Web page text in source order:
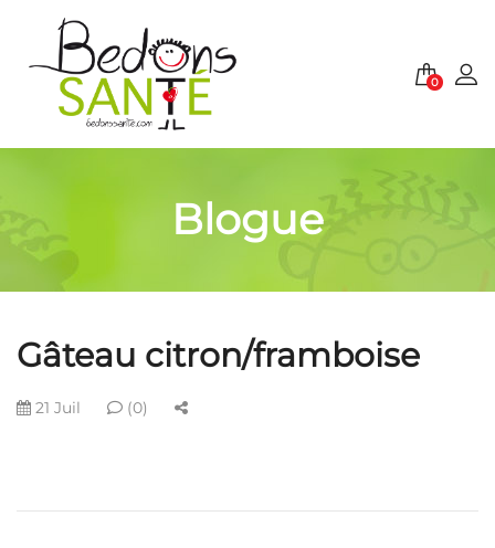
0
Blogue
Gâteau citron/framboise
21 Juil (0)